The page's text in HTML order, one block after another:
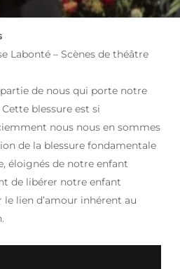
Labonté – Scènes de théâtre
de nous qui porte notre
blessure est si
nous nous en sommes
de la blessure fondamentale
éloignés de notre enfant
de libérer notre enfant
lien d’amour inhérent au